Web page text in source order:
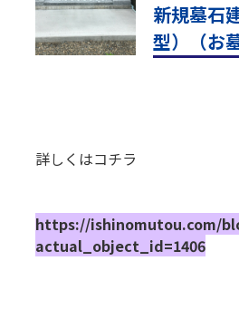
新規墓石
型）（お
詳しくはコチラ
https://ishinomutou.com/
actual_object_id=1406